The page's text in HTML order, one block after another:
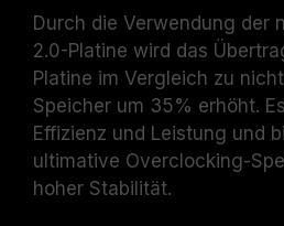
Durch die Verwendung der
2.0-Platine wird das
Platine im Vergleich zu
Speicher um 35% erhöht.
Effizienz und Leistung und
ultimative Overclocking-
hoher Stabilität.